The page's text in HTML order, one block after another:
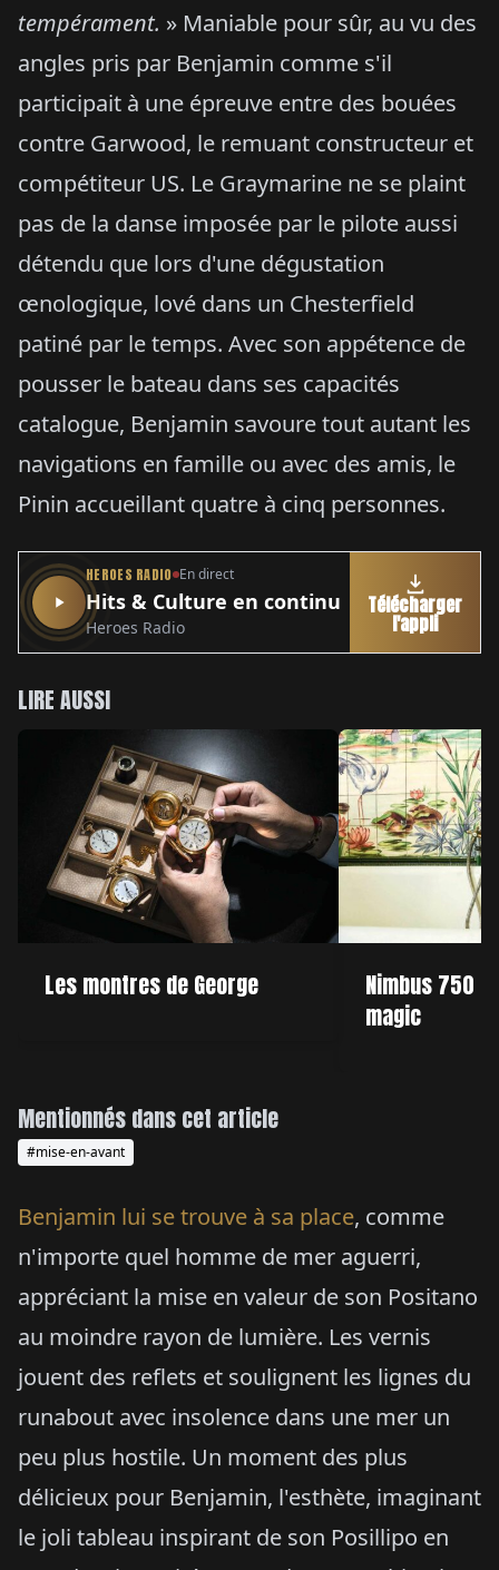
tempérament. » Maniable pour sûr, au vu des
angles pris par Benjamin comme s'il
participait à une épreuve entre des bouées
contre Garwood, le remuant constructeur et
compétiteur US. Le Graymarine ne se plaint
pas de la danse imposée par le pilote aussi
détendu que lors d'une dégustation
œnologique, lové dans un Chesterfield
patiné par le temps. Avec son appétence de
pousser le bateau dans ses capacités
catalogue, Benjamin savoure tout autant les
navigations en famille ou avec des amis, le
Pinin accueillant quatre à cinq personnes.
Benjamin lui se trouve à sa place, comme
n'importe quel homme de mer aguerri,
appréciant la mise en valeur de son Positano
au moindre rayon de lumière. Les vernis
jouent des reflets et soulignent les lignes du
runabout avec insolence dans une mer un
peu plus hostile. Un moment des plus
délicieux pour Benjamin, l'esthète, imaginant
le joli tableau inspirant de son Posillipo en
HEROES RADIO En direct
Hits & Culture en continu
Heroes Radio
Télécharger
l'appli
Mentionnés dans cet article
#mise-en-avant
LIRE AUSSI
Les montres de George
Nimbus 750
magic